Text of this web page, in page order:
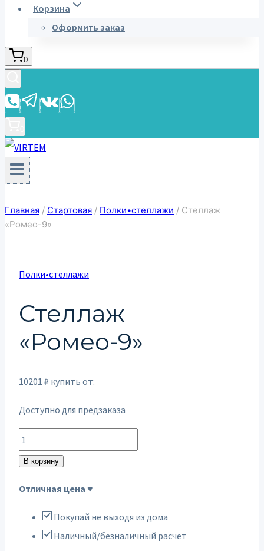
Корзина
Оформить заказ
0
Главная / Стартовая / Полки•стеллажи / Стеллаж
«Ромео-9»
Полки•стеллажи
Стеллаж
«Ромео-9»
10201 ₽ купить от:
Доступно для предзаказа
Количество
товара
"Ромео-9"
В корзину
Отличная цена ♥
Покупай не выходя из дома
Наличный/безналичный расчет